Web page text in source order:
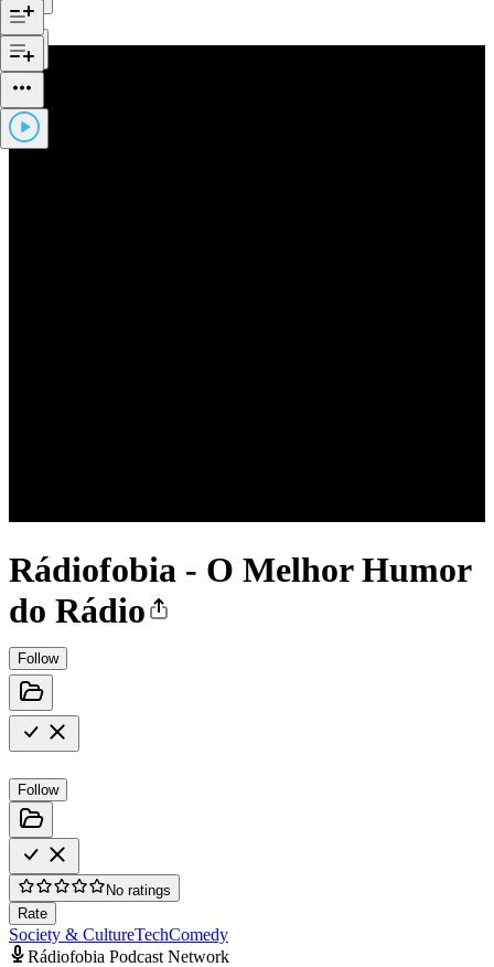
Rádiofobia - O Melhor Humor
do Rádio
Follow
Follow
No ratings
Rate
Society & CultureTechComedy
Rádiofobia Podcast Network